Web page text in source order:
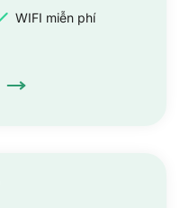
WIFI miễn phí